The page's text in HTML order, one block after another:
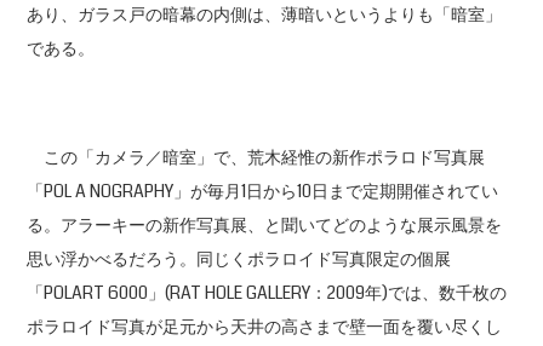
あり、ガラス戸の暗幕の内側は、薄暗いというよりも「暗室」
である。
この「カメラ／暗室」で、荒木経惟の新作ポラロド写真展
「POL A NOGRAPHY」が毎月1日から10日まで定期開催されてい
る。アラーキーの新作写真展、と聞いてどのような展示風景を
思い浮かべるだろう。同じくポラロイド写真限定の個展
「POLART 6000」(RAT HOLE GALLERY：2009年)では、数千枚の
ポラロイド写真が足元から天井の高さまで壁一面を覆い尽くし